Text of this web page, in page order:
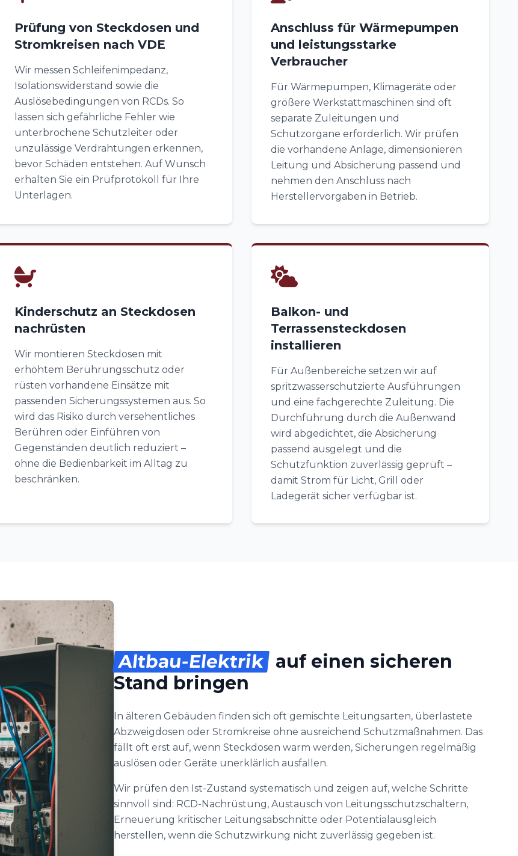
Prüfung von Steckdosen und
Stromkreisen nach VDE
Wir messen Schleifenimpedanz,
Isolationswiderstand sowie die
Auslösebedingungen von RCDs. So
lassen sich gefährliche Fehler wie
unterbrochene Schutzleiter oder
unzulässige Verdrahtungen erkennen,
bevor Schäden entstehen. Auf Wunsch
erhalten Sie ein Prüfprotokoll für Ihre
Unterlagen.
Anschluss für Wärmepumpen
und leistungsstarke
Verbraucher
Für Wärmepumpen, Klimageräte oder
größere Werkstattmaschinen sind oft
separate Zuleitungen und
Schutzorgane erforderlich. Wir prüfen
die vorhandene Anlage, dimensionieren
Leitung und Absicherung passend und
nehmen den Anschluss nach
Herstellervorgaben in Betrieb.
Kinderschutz an Steckdosen
nachrüsten
Wir montieren Steckdosen mit
erhöhtem Berührungsschutz oder
rüsten vorhandene Einsätze mit
passenden Sicherungssystemen aus. So
wird das Risiko durch versehentliches
Berühren oder Einführen von
Gegenständen deutlich reduziert –
ohne die Bedienbarkeit im Alltag zu
beschränken.
Balkon- und
Terrassensteckdosen
installieren
Für Außenbereiche setzen wir auf
spritzwasserschutzierte Ausführungen
und eine fachgerechte Zuleitung. Die
Durchführung durch die Außenwand
wird abgedichtet, die Absicherung
passend ausgelegt und die
Schutzfunktion zuverlässig geprüft –
damit Strom für Licht, Grill oder
Ladegerät sicher verfügbar ist.
Altbau-Elektrik auf einen sicheren
Stand bringen
In älteren Gebäuden finden sich oft gemischte Leitungsarten, überlastete
Abzweigdosen oder Stromkreise ohne ausreichend Schutzmaßnahmen. Das
fällt oft erst auf, wenn Steckdosen warm werden, Sicherungen regelmäßig
auslösen oder Geräte unerklärlich ausfallen.
Wir prüfen den Ist-Zustand systematisch und zeigen auf, welche Schritte
sinnvoll sind: RCD-Nachrüstung, Austausch von Leitungsschutzschaltern,
Erneuerung kritischer Leitungsabschnitte oder Potentialausgleich
herstellen, wenn die Schutzwirkung nicht zuverlässig gegeben ist.